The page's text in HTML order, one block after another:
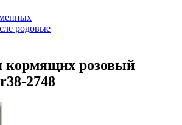
родовые
кормящих розовый
2748